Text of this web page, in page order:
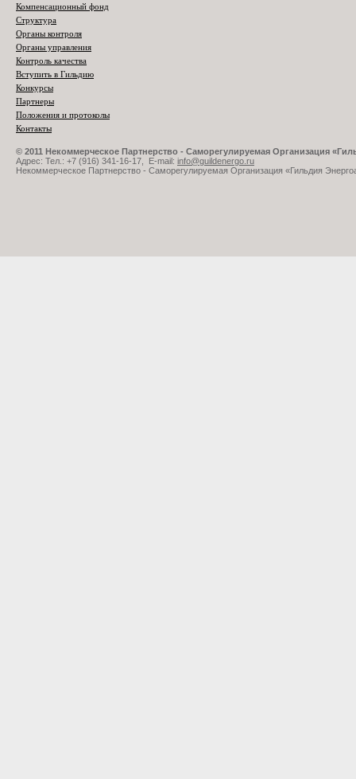
Компенсационный фонд
Структура
Органы контроля
Органы управления
Контроль качества
Вступить в Гильдию
Конкурсы
Партнеры
Положения и протоколы
Контакты
© 2011 Некоммерческое Партнерство - Саморегулируемая Организация
Адрес: Тел.: +7 (916) 341-16-17, E-mail: info@guildenergo.ru
Некоммерческое Партнерство - Саморегулируемая Организация «Гильдия